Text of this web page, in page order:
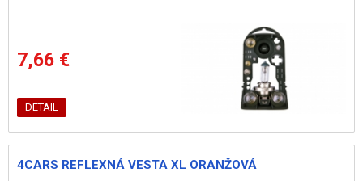
7,66 €
DETAIL
4CARS REFLEXNÁ VESTA XL ORANŽOVÁ